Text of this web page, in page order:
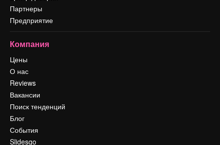
Партнеры
Предприятие
Компания
Цены
О нас
Reviews
Вакансии
Поиск тенденций
Блог
События
Slidesgo